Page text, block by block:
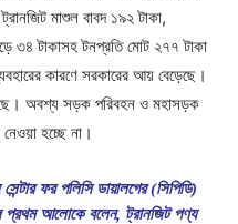
মাশুল বাবদ ১৯২ টাকা,
৩৪ টাকাসহ টনপ্রতি মোট ২৭৭ টাকা
কারণে সরকারের আয় বেড়েছে।
অবশ্য সড়ক পরিবহন ও মহাসড়ক
হচ্ছে না।
ফর পলিসি ডায়ালগের (সিপিডি)
প্রথম আলোকে বলেন, ট্রানজিট পণ্য